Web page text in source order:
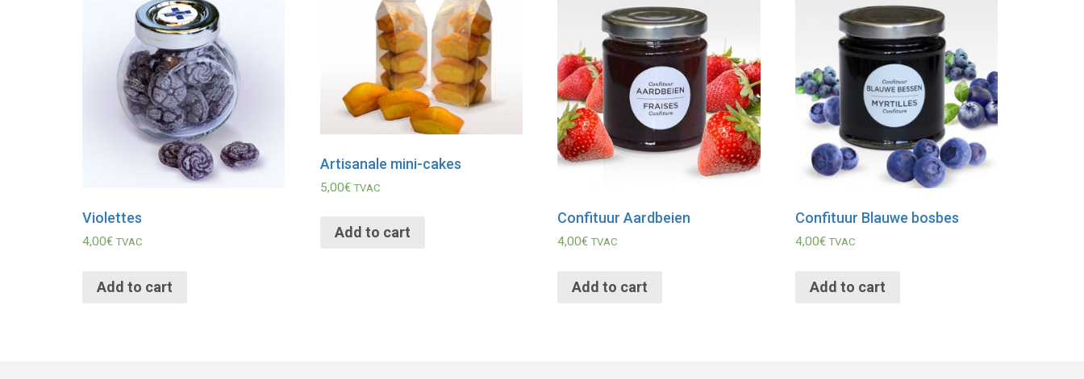
Violettes
4,00€ TVAC
Add to cart
Artisanale mini-cakes
5,00€ TVAC
Add to cart
Confituur Aardbeien
4,00€ TVAC
Add to cart
Confituur Blauwe bosbes
4,00€ TVAC
Add to cart